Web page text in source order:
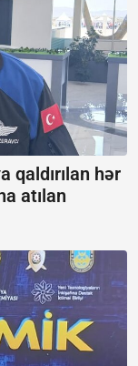
qaldırılan hər
atılan